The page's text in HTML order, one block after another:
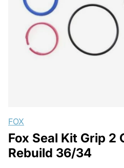
FOX
Fox Seal Kit Grip 2
Rebuild 36/34